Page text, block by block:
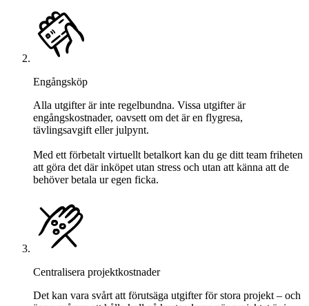
Engångsköp
Alla utgifter är inte regelbundna. Vissa utgifter är
engångskostnader, oavsett om det är en flygresa,
tävlingsavgift eller julpynt.
Med ett förbetalt virtuellt betalkort kan du ge ditt team friheten
att göra det där inköpet utan stress och utan att känna att de
behöver betala ur egen ficka.
Centralisera projektkostnader
Det kan vara svårt att förutsäga utgifter för stora projekt – och